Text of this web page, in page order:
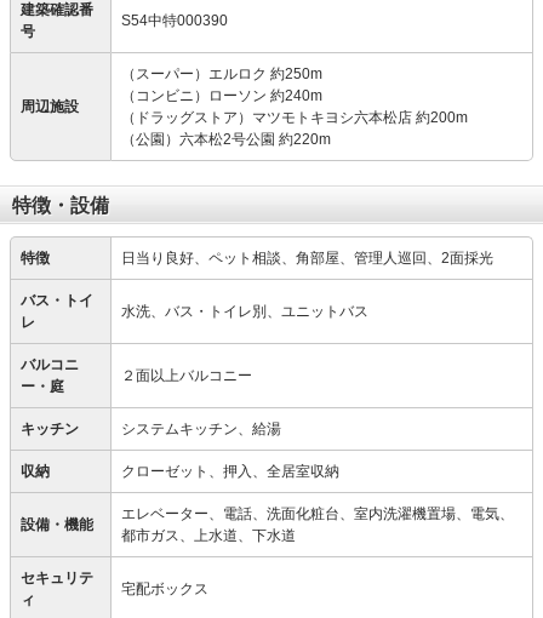
建築確認番
号
S54中特000390
周辺施設
（スーパー）エルロク 約250m
（コンビニ）ローソン 約240m
（ドラッグストア）マツモトキヨシ六本松店 約200m
（公園）六本松2号公園 約220m
特徴・設備
特徴 日当り良好、ペット相談、角部屋、管理人巡回、2面採光
バス・トイ
レ
水洗、バス・トイレ別、ユニットバス
バルコニ
ー・庭
２面以上バルコニー
キッチン システムキッチン、給湯
収納 クローゼット、押入、全居室収納
設備・機能
エレベーター、電話、洗面化粧台、室内洗濯機置場、電気、
都市ガス、上水道、下水道
セキュリテ
ィ
宅配ボックス